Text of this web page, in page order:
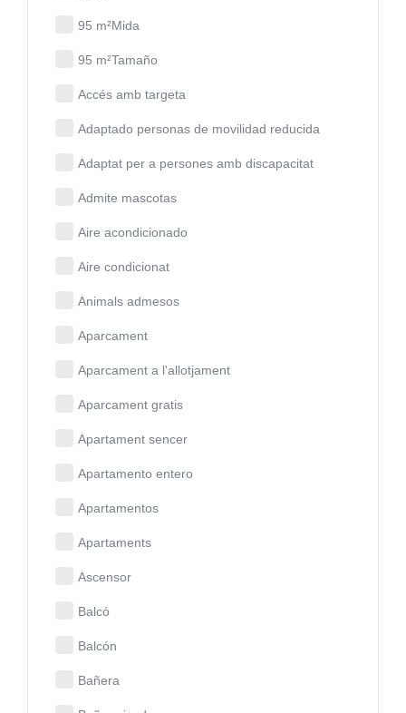
95 m²Mida
95 m²Tamaño
Accés amb targeta
Adaptado personas de movilidad reducida
Adaptat per a persones amb discapacitat
Admite mascotas
Aire acondicionado
Aire condicionat
Animals admesos
Aparcament
Aparcament a l'allotjament
Aparcament gratis
Apartament sencer
Apartamento entero
Apartamentos
Apartaments
Ascensor
Balcó
Balcón
Bañera